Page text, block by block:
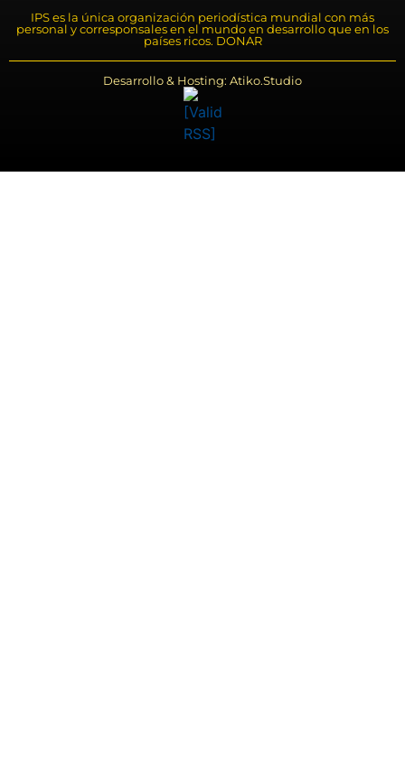
IPS es la única organización periodística mundial con más
personal y corresponsales en el mundo en desarrollo que en los
países ricos. DONAR
Desarrollo & Hosting: Atiko.Studio